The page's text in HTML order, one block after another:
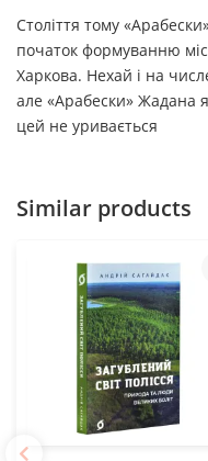
Століття тому
початок формуванню
Харкова. Нехай і на
але «Арабески» Жадана
цей не уривається
Similar products